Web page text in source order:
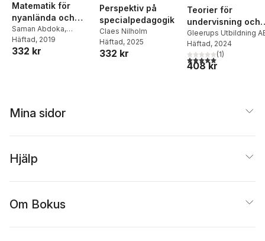
Matematik för
nyanlända och
flerspråkiga elever
Saman Abdoka,
Catharina Sundström
Larsson,
Häftad, 2019
332 kr
Perspektiv på
specialpedagogik
Claes Nilholm
Häftad, 2025
332 kr
Teorier för
undervisning och
lärande
Gleerups Utbildning
Häftad, 2024
5,0utav 5 stjärnor.
(1)
408 kr
Mina sidor
Hjälp
Om Bokus